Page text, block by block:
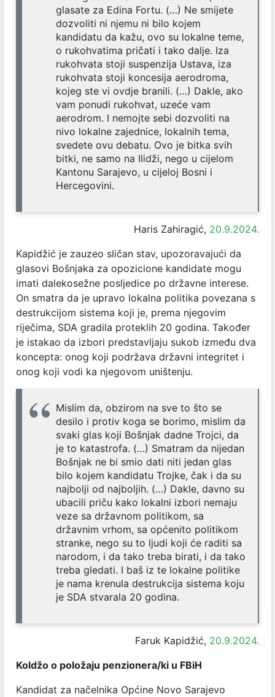
glasate za Edina Fortu. (…) Ne smijete
dozvoliti ni njemu ni bilo kojem
kandidatu da kažu, ovo su lokalne teme,
o rukohvatima pričati i tako dalje. Iza
rukohvata stoji suspenzija Ustava, iza
rukohvata stoji koncesija aerodroma,
kojeg ste vi ovdje branili. (…) Dakle, ako
vam ponudi rukohvat, uzeće vam
aerodrom. I nemojte sebi dozvoliti na
nivo lokalne zajednice, lokalnih tema,
svedete ovu debatu. Ovo je bitka svih
bitki, ne samo na Ilidži, nego u cijelom
Kantonu Sarajevo, u cijeloj Bosni i
Hercegovini.
Haris Zahiragić, 20.9.2024.
Kapidžić je zauzeo sličan stav, upozoravajući da
glasovi Bošnjaka za opozicione kandidate mogu
imati dalekosežne posljedice po državne interese.
On smatra da je upravo lokalna politika povezana s
destrukcijom sistema koji je, prema njegovim
riječima, SDA gradila proteklih 20 godina. Također
je istakao da izbori predstavljaju sukob između dva
koncepta: onog koji podržava državni integritet i
onog koji vodi ka njegovom uništenju.
Mislim da, obzirom na sve to što se
desilo i protiv koga se borimo, mislim da
svaki glas koji Bošnjak dadne Trojci, da
je to katastrofa. (…) Smatram da nijedan
Bošnjak ne bi smio dati niti jedan glas
bilo kojem kandidatu Trojke, čak i da su
najbolji od najboljih. (…) Dakle, davno su
ubacili priču kako lokalni izbori nemaju
veze sa državnom politikom, sa
državnim vrhom, sa općenito politikom
stranke, nego su to ljudi koji će raditi sa
narodom, i da tako treba birati, i da tako
treba gledati. I baš iz te lokalne politike
je nama krenula destrukcija sistema koju
je SDA stvarala 20 godina.
Faruk Kapidžić, 20.9.2024.
Koldžo o položaju penzionera/ki u FBiH
Kandidat za načelnika Općine Novo Sarajevo